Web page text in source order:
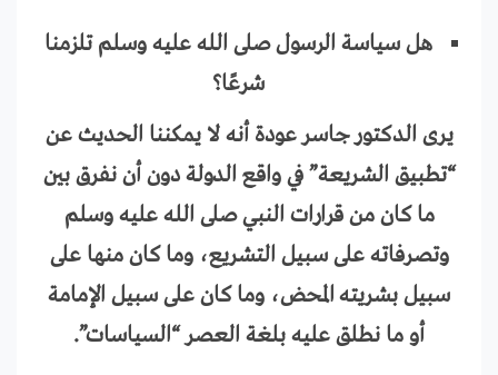
هل سياسة الرسول صلى الله عليه وسلم تلزمنا
شرعًا؟
يرى الدكتور جاسر عودة أنه لا يمكننا الحديث عن
“تطبيق الشريعة” في واقع الدولة دون أن نفرق بين
ما كان من قرارات النبي صلى الله عليه وسلم
وتصرفاته على سبيل التشريع، وما كان منها على
سبيل بشريته المحض، وما كان على سبيل الإمامة
أو ما نطلق عليه بلغة العصر “السياسات”.